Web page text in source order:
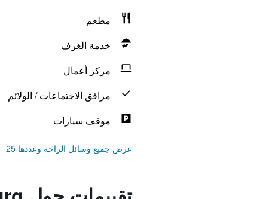
مطعم
خدمة الغرف
مركز أعمال
مرافق الاجتماعات / الولائم
موقف سيارات
عرض جميع وسائل الراحة وعددها 25